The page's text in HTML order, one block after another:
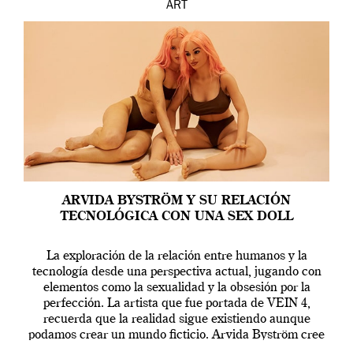
ART
ARVIDA BYSTRÖM Y SU RELACIÓN
TECNOLÓGICA CON UNA SEX DOLL
La exploración de la relación entre humanos y la
tecnología desde una perspectiva actual, jugando con
elementos como la sexualidad y la obsesión por la
perfección. La artista que fue portada de VEIN 4,
recuerda que la realidad sigue existiendo aunque
podamos crear un mundo ficticio. Arvida Byström cree